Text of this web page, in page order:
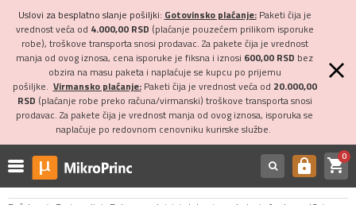
Uslovi za besplatno slanje pošiljki: Gotovinsko plaćanje:Paketi čija je
vrednost veća od 4.000,00 RSD (plaćanje pouzećem prilikom isporuke
robe), troškove transporta snosi prodavac. Za pakete čija je vrednost
manja od ovog iznosa, cena isporuke je fiksna i iznosi 600,00 RSD bez
obzira na masu paketa i naplaćuje se kupcu po prijemu
pošiljke. Virmansko plaćanje:Paketi čija je vrednost veća od 20.000,00
RSD (plaćanje robe preko računa/virmanski) troškove transporta snosi
prodavac. Za pakete čija je vrednost manja od ovog iznosa, isporuka se
naplaćuje po redovnom cenovniku kurirske službe.
https shopping_cart0